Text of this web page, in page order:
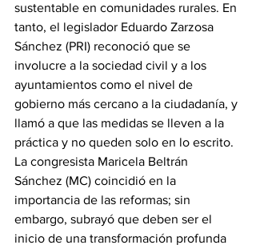
sustentable en comunidades rurales. En
tanto, el legislador Eduardo Zarzosa
Sánchez (PRI) reconoció que se
involucre a la sociedad civil y a los
ayuntamientos como el nivel de
gobierno más cercano a la ciudadanía, y
llamó a que las medidas se lleven a la
práctica y no queden solo en lo escrito.
La congresista Maricela Beltrán
Sánchez (MC) coincidió en la
importancia de las reformas; sin
embargo, subrayó que deben ser el
inicio de una transformación profunda